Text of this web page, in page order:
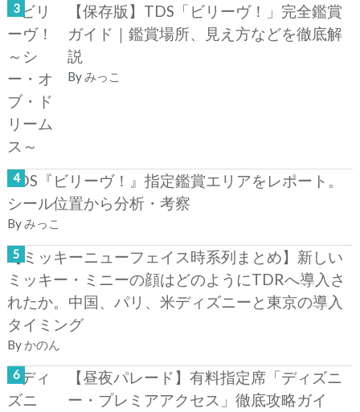
【保存版】TDS「ビリーヴ！」完全鑑賞
ガイド｜鑑賞場所、見え方などを徹底解
説
Byみっこ
TDS『ビリーヴ！』指定鑑賞エリアをレポート。
シール位置から分析・考察
Byみっこ
【ミッキーニューフェイス時系列まとめ】新しい
ミッキー・ミニーの顔はどのようにTDRへ導入さ
れたか。中国、パリ、米ディズニーと東京の導入
タイミング
By かのん
【昼夜パレード】有料指定席「ディズニ
ー・プレミアアクセス」徹底攻略ガイ